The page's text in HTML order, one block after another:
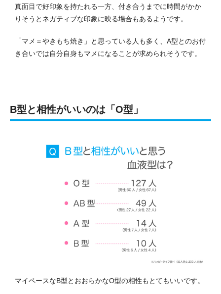
真面目で好印象を持たれる一方、付き合うまでに時間がかか
りそうとネガティブな印象に映る場合もあるようです。
「マメ＝やきもち焼き」と思っている人も多く、A型とのお付
き合いでは自分自身もマメになることが求められそうです。
B型と相性がいいのは「O型」
マイペースなB型とおおらかなO型の相性もとてもいいです。